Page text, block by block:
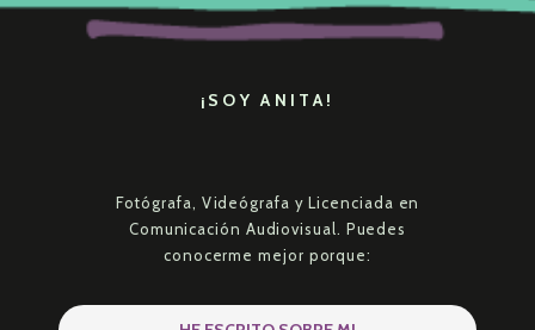
¡SOY ANITA!
Fotógrafa, Videógrafa y Licenciada en
Comunicación Audiovisual. Puedes
conocerme mejor porque: